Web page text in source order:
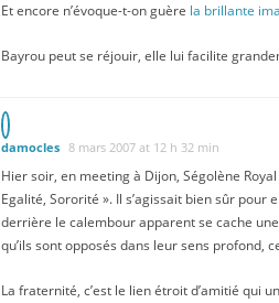
Et encore n’évoque-t-on guère la brillante
Bayrou peut se réjouir, elle lui facilite
damocles 8 mars 2007 at 12 h 32 min
Hier soir, en meeting à Dijon, Ségolène
Egalité, Sororité ». Il s’agissait bien sûr pour
derrière le calembour apparent se cache
qu’ils sont opposés dans leur sens profond,
La fraternité, c’est le lien étroit d’amitié qui